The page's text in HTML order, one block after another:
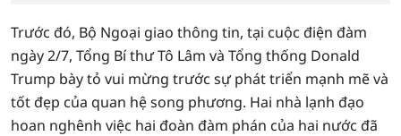
Trước đó, Bộ Ngoại giao thông tin, tại cuộc điện đàm
ngày 2/7, Tổng Bí thư Tô Lâm và Tổng thống Donald
Trump bày tỏ vui mừng trước sự phát triển mạnh mẽ và
tốt đẹp của quan hệ song phương. Hai nhà lạnh đạo
hoan nghênh việc hai đoàn đàm phán của hai nước đã